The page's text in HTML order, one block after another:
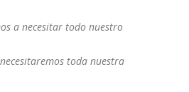
a necesitar todo nuestro
toda nuestra